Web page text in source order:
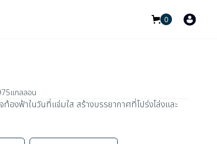
0
แกลลอน
องฟ้าในวันที่แจ่มใส สร้างบรรยากาศที่โปร่งโล่งและ